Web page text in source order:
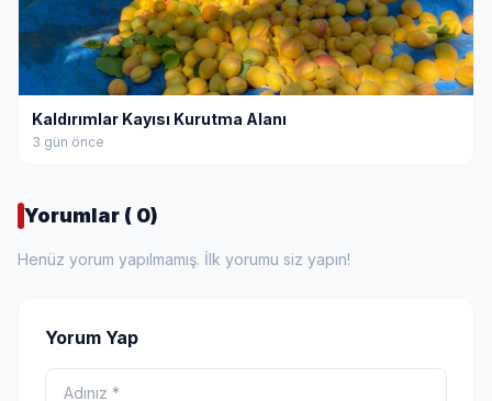
Kaldırımlar Kayısı Kurutma Alanı
3 gün önce
Yorumlar ( 0)
Henüz yorum yapılmamış. İlk yorumu siz yapın!
Yorum Yap